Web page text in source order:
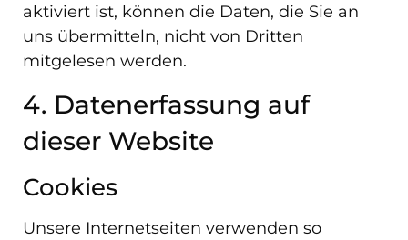
aktiviert ist, können die Daten, die Sie an
uns übermitteln, nicht von Dritten
mitgelesen werden.
4. Datenerfassung auf
dieser Website
Cookies
Unsere Internetseiten verwenden so